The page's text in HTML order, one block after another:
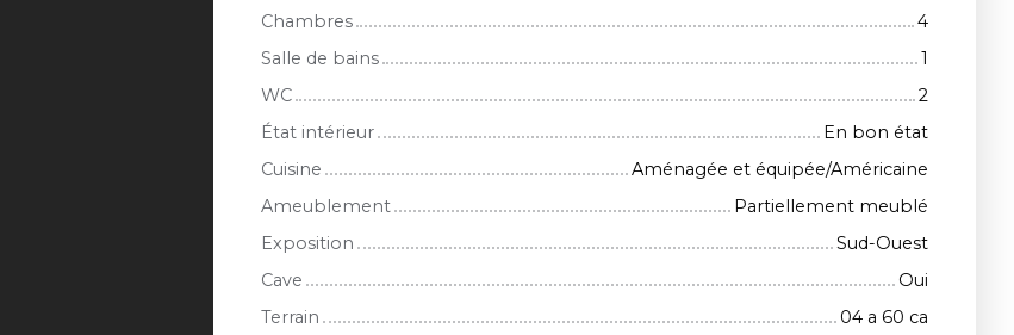
Chambres
4
Salle de bains
1
WC
2
État intérieur
En bon état
Cuisine
Aménagée et équipée/Américaine
Ameublement
Partiellement meublé
Exposition
Sud-Ouest
Cave
Oui
Terrain
04 a 60 ca